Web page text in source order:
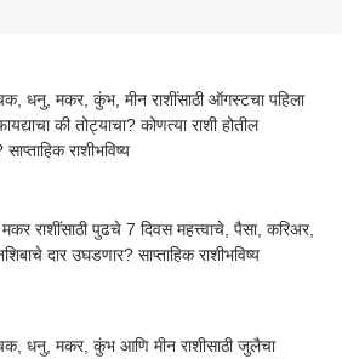
धनु, मकर, कुंभ, मीन राशींसाठी ऑगस्टचा पहिला
की तोट्याचा? कोणत्या राशी होतील
साप्ताहिक राशीभविष्य
राशींसाठी पुढचे 7 दिवस महत्त्वाचे, पैसा, करिअर,
दार उघडणार? साप्ताहिक राशीभविष्य
धनु, मकर, कुंभ आणि मीन राशीसाठी जुलैचा